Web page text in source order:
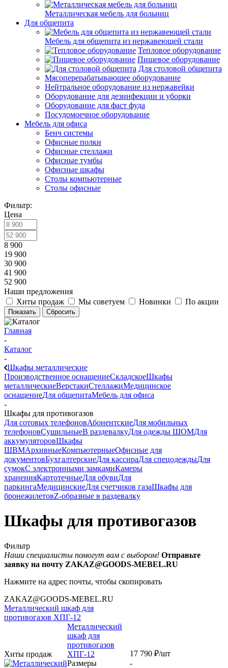
Металлическая мебель для больниц
Для общепита
Мебель для общепита из нержавеющей стали
Тепловое оборудование
Пищевое оборудование
Для столовой общепита
Мясоперерабатывающее оборудование
Нейтральное оборудование из нержавейки
Оборудование для дезинфекции и уборки
Оборудование для фаст фуда
Посудомоечное оборудование
Мебель для офиса
Бенч системы
Офисные полки
Офисные стеллажи
Офисные тумбы
Офисные шкафы
Столы компьютерные
Столы офисные
Фильтр:
Цена
8 900
19 900
30 900
41 900
52 900
Наши предложения
Хиты продаж
Мы советуем Новинки По акции
Показать Сбросить
Главная
-
Каталог
-
Шкафы металлические
Производственное оснащениеСкладскоеШкафы
металлическиеВерстакиСтеллажиМедицинское
оснащениеДля общепитаМебель для офиса
-
Шкафы для противогазов
Для сотовых телефоновАбонентскиеДля мобильных
телефоновСушильныеВ раздевалкуДля одежды ШОМДля
аккумуляторовШкафы
ШВМАрхивныеКомпьютерныеОфисные для
документовБухгалтерскиеДля кассираДля спецодеждыДля
сумокС электронными замкамиКамеры
храненияКартотечныеДля обувиДля
паркингаМедицинскиеДля счетчиков газаШкафы для
бронежилетовZ-образные в раздевалку
Шкафы для противогазов
Фильтр
Наши специалисты помогут вам с выбором! Отправьте
заявку на почту ZAKAZ@GOODS-MEBEL.RU
Нажмите на адрес почты, чтобы скопировать
ZAKAZ@GOODS-MEBEL.RU
Металлический шкаф для
противогазов ХПГ-12
Хиты продаж
Металлический
шкаф для
противогазов
ХПГ-12
Размеры
17 790 ₽/шт
-